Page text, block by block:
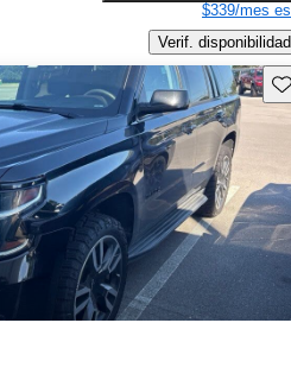
$339/mes
Verif. disponibilidad